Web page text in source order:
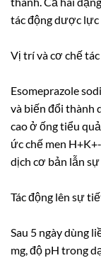
tác động dược
Vị trí và cơ chế
Esomeprazole
và biến đổi thành
cao ở ống tiểu
ức chế men
dịch cơ bản lẫn
Tác động lên sự
Sau 5 ngày dùng
mg, độ pH trong